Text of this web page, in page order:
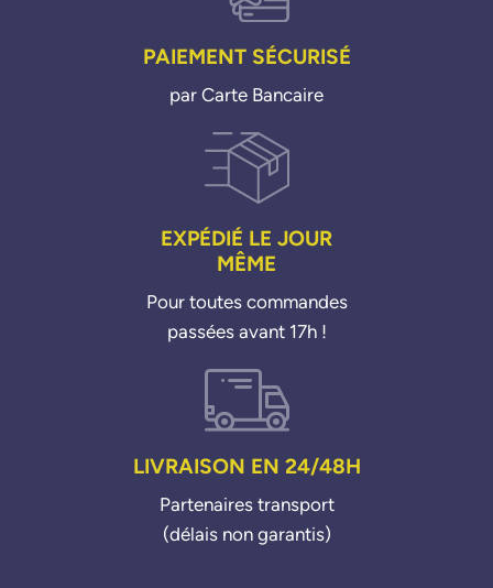
PAIEMENT SÉCURISÉ
par Carte Bancaire
EXPÉDIÉ LE JOUR
MÊME
Pour toutes commandes
passées avant 17h !
LIVRAISON EN 24/48H
Partenaires transport
(délais non garantis)